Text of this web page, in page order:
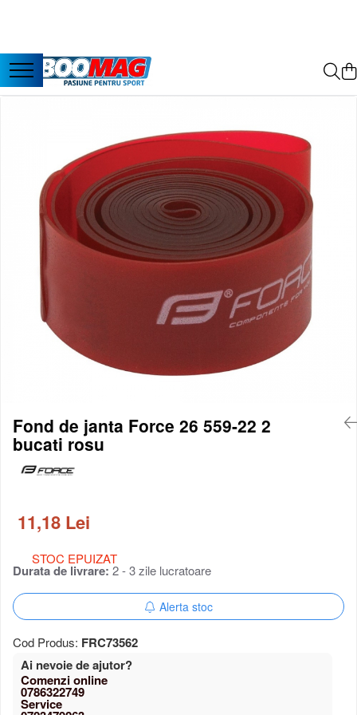
Biciclete
Biciclete dama
Biciclete mountain bike (MTB)
Biciclete electrice
Biciclete de oras
Biciclete pliabile
Biciclete de trekking
si Gravel
Accesorii biciclete
Scaun bicicleta copii
Chei si scule bicicleta
Portbagaj bicicleta
Pompa bicicleta
Produse intretinere bicicleta
Accesorii biciclete copii
Suport telefon bicicleta
Cricuri bicicleta
Suport bicicleta
Computer bicicleta
Piese biciclete
Anvelopa bicicleta
Fond de janta Force 26 559-22 2
bucati rosu
11,18 Lei
STOC EPUIZAT
Durata de livrare: 2 - 3 zile lucratoare
Alerta stoc
Cod Produs: FRC73562
Ai nevoie de ajutor?
0786322749